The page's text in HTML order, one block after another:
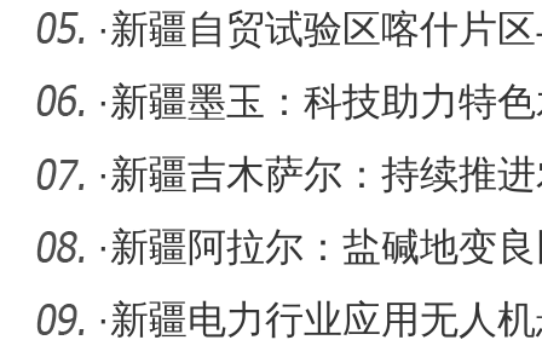
·新疆自贸试验区喀什片
合作共建
·新疆墨玉：科技助力特
见成效
·新疆吉木萨尔：持续推进
堆”
·新疆阿拉尔：盐碱地变
·新疆电力行业应用无人